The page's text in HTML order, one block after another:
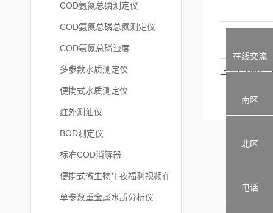
COD氨氮总磷测定仪
COD氨氮总磷总氮测定仪
COD氨氮总磷浊度
多参数水质测定仪
便携式水质测定仪
红外测油仪
BOD测定仪
标准COD消解器
便携式微生物午夜福利视频在
线观看
单参数重金属水质分析仪
上一篇：
在线交流
南区
北区
电话